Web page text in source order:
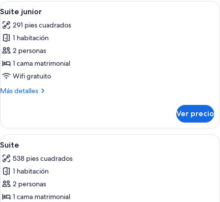
Abrir
todas
las
fotos
de
Suite
junior
Ropa de cama de alta calidad,
3
Suite junior
291 pies cuadrados
1 habitación
2 personas
1 cama matrimonial
Wifi gratuito
Más detalles
Más
junior
Ver precio
Abrir
todas
las
fotos
de
Suite
Ropa de cama de alta calidad,
5
Suite
538 pies cuadrados
1 habitación
2 personas
1 cama matrimonial